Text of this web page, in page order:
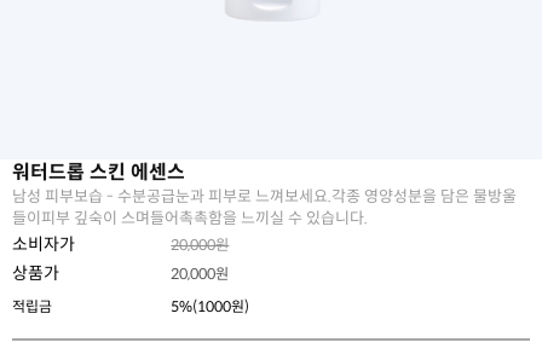
워터드롭 스킨 에센스
남성 피부보습 - 수분공급눈과 피부로 느껴보세요.각종 영양성분을 담은 물방울
들이피부 깊숙이 스며들어촉촉함을 느끼실 수 있습니다.
소비자가 20,000원
상품가 20,000원
적립금
5%(1000원)